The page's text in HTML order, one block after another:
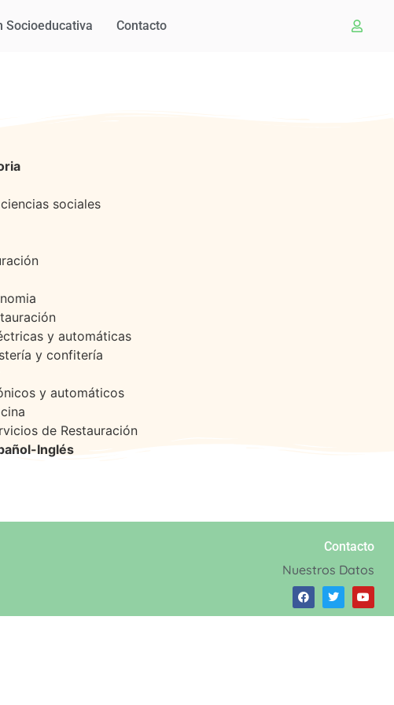
Socioeducativa Contacto
sociales
y automáticas
y confitería
y automáticos
de Restauración
Inglés
Contacto
Nuestros Datos